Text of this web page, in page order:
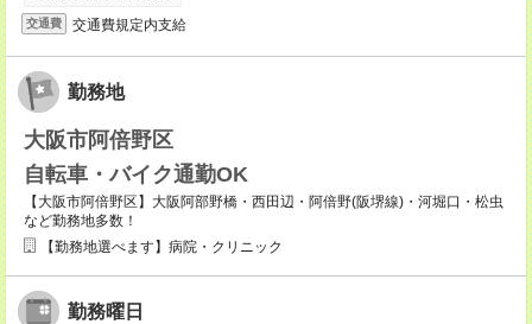
交通費 交通費規定内支給
勤務地
大阪市阿倍野区
自転車・バイク通勤OK
【大阪市阿倍野区】大阪阿部野橋・西田辺・阿倍野(阪堺線)・河堀口・松虫
など勤務地多数！
【勤務地選べます】病院・クリニック
勤務曜日